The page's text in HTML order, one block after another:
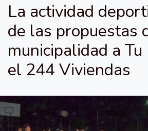
La actividad
de las propuestas
municipalidad a Tu
el 244 Viviendas